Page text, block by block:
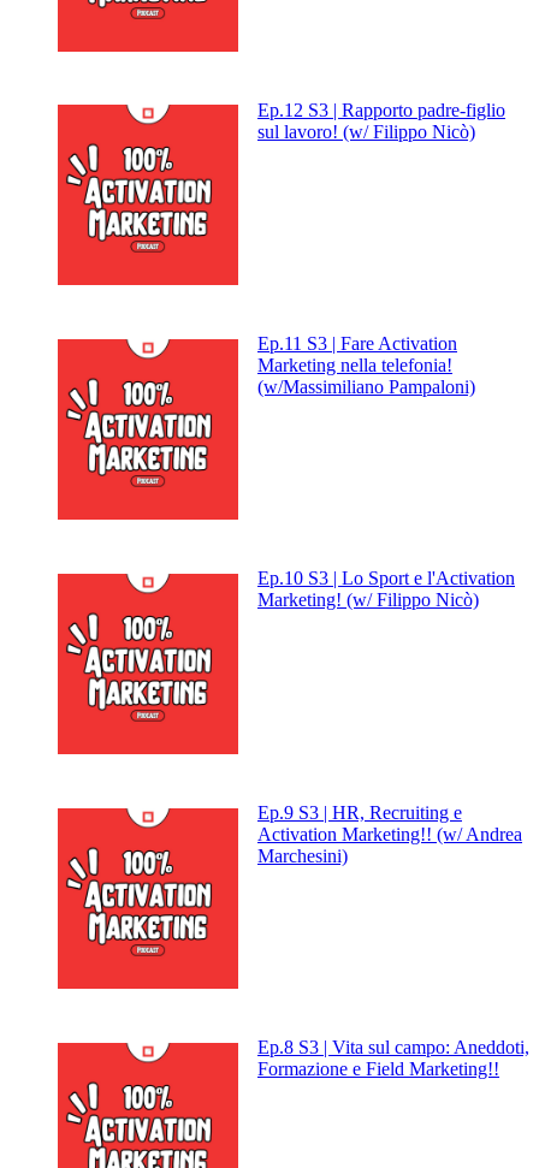
Ep.12 S3 | Rapporto padre-figlio
sul lavoro! (w/ Filippo Nicò)
Ep.11 S3 | Fare Activation
Marketing nella telefonia!
(w/Massimiliano Pampaloni)
Ep.10 S3 | Lo Sport e l'Activation
Marketing! (w/ Filippo Nicò)
Ep.9 S3 | HR, Recruiting e
Activation Marketing!! (w/ Andrea
Marchesini)
Ep.8 S3 | Vita sul campo: Aneddoti,
Formazione e Field Marketing!!